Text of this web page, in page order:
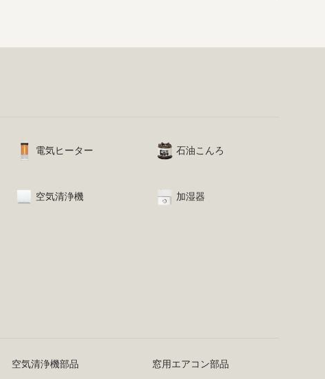
電気ヒーター 石油こんろ
空気清浄機 加湿器
空気清浄機部品 窓用エアコン部品